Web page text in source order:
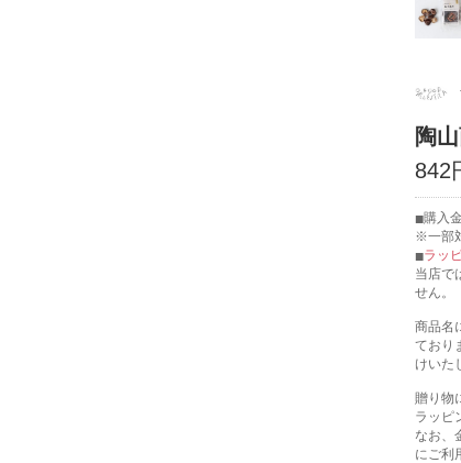
陶
842
購入
※一部
ラッ
当店で
せん。
商品名
ており
けいた
贈り物
ラッピ
なお、
にご利